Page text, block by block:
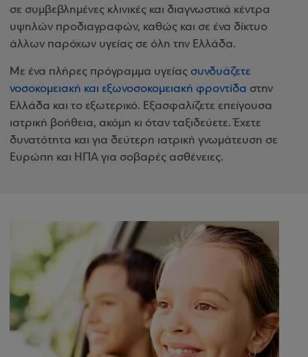
σε συμβεβλημένες κλινικές και διαγνωστικά κέντρα
υψηλών προδιαγραφών, καθώς και σε ένα δίκτυο
άλλων παρόχων υγείας σε όλη την Ελλάδα.
Με ένα πλήρες πρόγραμμα υγείας συνδυάζετε
νοσοκομειακή και εξωνοσοκομειακή φροντίδα στην
Ελλάδα και το εξωτερικό. Εξασφαλίζετε επείγουσα
ιατρική βοήθεια, ακόμη κι όταν ταξιδεύετε. Έχετε
δυνατότητα και για δεύτερη ιατρική γνωμάτευση σε
Ευρώπη και ΗΠΑ για σοβαρές ασθένειες.